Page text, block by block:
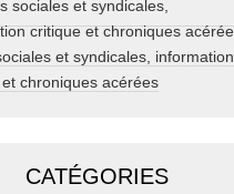
et syndicales, information
chroniques acérées
CATÉGORIES